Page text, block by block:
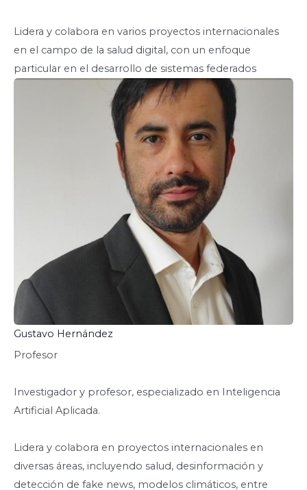
Lidera y colabora en varios proyectos internacionales
en el campo de la salud digital, con un enfoque
particular en el desarrollo de sistemas federados
Gustavo Hernández
Profesor
Investigador y profesor, especializado en Inteligencia
Artificial Aplicada.
Lidera y colabora en proyectos internacionales en
diversas áreas, incluyendo salud, desinformación y
detección de fake news, modelos climáticos, entre